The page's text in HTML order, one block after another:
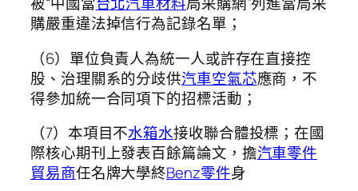
購嚴重違法掉信行為記錄名單；
（6）單位負責人為統一人或許存在直接控
股、治理關系的分歧供汽車空氣芯應商，不
得參加統一合同項下的招標活動；
（7）本項目不水箱水接收聯合體投標；在國
際核心期刊上發表百餘篇論文，擔汽車零件
貿易商任名牌大學終Benz零件身